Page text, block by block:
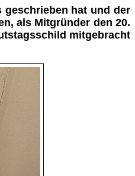
hat und der
als Mitgründer den 20.
mitgebracht